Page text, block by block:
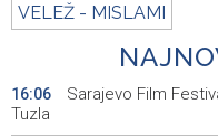
VELEŽ - MISLAMI
16:06
Sarajevo Film
Tuzla